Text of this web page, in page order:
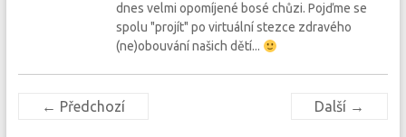
dnes velmi opomíjené bosé chůzi. Pojďme se
spolu "projít" po virtuální stezce zdravého
(ne)obouvání našich dětí...
← Předchozí Další →